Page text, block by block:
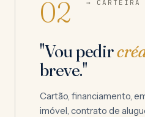
02 →
"Vou pedir
breve."
Cartão, financiamento,
imóvel, contrato de